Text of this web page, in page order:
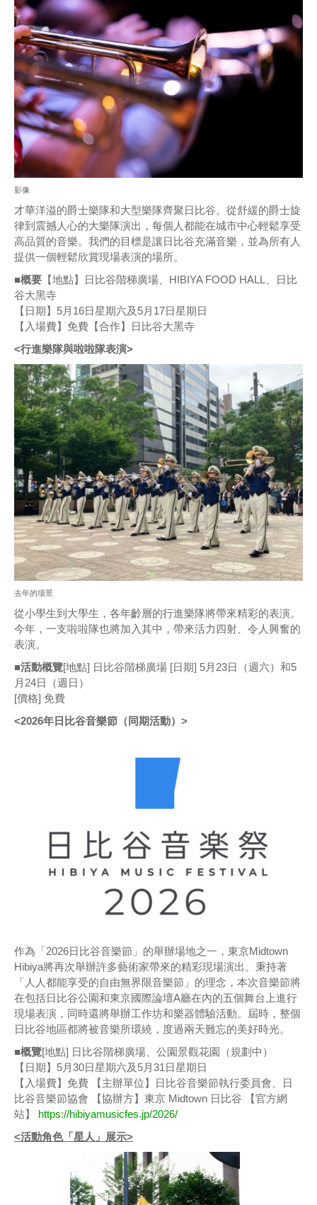
影像
才華洋溢的爵士樂隊和大型樂隊齊聚日比谷。從舒緩的爵士旋
律到震撼人心的大樂隊演出，每個人都能在城市中心輕鬆享受
高品質的音樂。我們的目標是讓日比谷充滿音樂，並為所有人
提供一個輕鬆欣賞現場表演的場所。
■概要 【地點】日比谷階梯廣場、HIBIYA FOOD HALL、日比
谷大黑寺
【日期】5月16日星期六及5月17日星期日
【入場費】免費【合作】日比谷大黑寺
<行進樂隊與啦啦隊表演>
去年的場景
從小學生到大學生，各年齡層的行進樂隊將帶來精彩的表演。
今年，一支啦啦隊也將加入其中，帶來活力四射、令人興奮的
表演。
■活動概覽[地點] 日比谷階梯廣場 [日期] 5月23日（週六）和5
月24日（週日）
[價格] 免費
<2026年日比谷音樂節（同期活動）>
作為「2026日比谷音樂節」的舉辦場地之一，東京Midtown
Hibiya將再次舉辦許多藝術家帶來的精彩現場演出。秉持著
「人人都能享受的自由無界限音樂節」的理念，本次音樂節將
在包括日比谷公園和東京國際論壇A廳在內的五個舞台上進行
現場表演，同時還將舉辦工作坊和樂器體驗活動。屆時，整個
日比谷地區都將被音樂所環繞，度過兩天難忘的美好時光。
■概覽[地點] 日比谷階梯廣場、公園景觀花園（規劃中）
【日期】5月30日星期六及5月31日星期日
【入場費】免費 【主辦單位】日比谷音樂節執行委員會、日
比谷音樂節協會 【協辦方】東京 Midtown 日比谷 【官方網
站】 https://hibiyamusicfes.jp/2026/
<活動角色「星人」展示>